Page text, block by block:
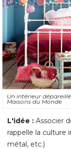
Un intérieur
Maisons du Monde
L'idée : Associer
rappelle la culture
métal, etc.)